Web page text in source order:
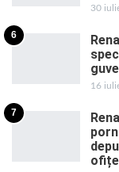
30
6
16
7